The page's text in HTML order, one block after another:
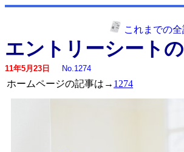
これまでの
エントリーシート
11年5月23日
No.1274
ホームページの記事は→ 1274